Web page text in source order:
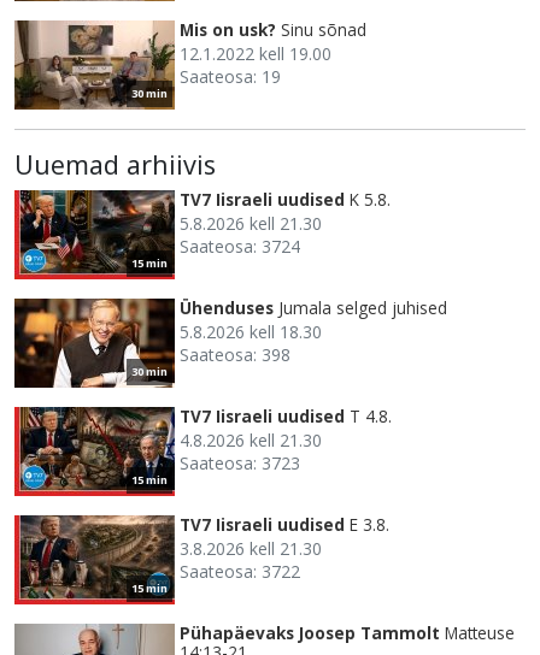
30 min
Mis on usk? Sinu sõnad
12.1.2022 kell 19.00
Saateosa: 19
Uuemad arhiivis
15 min
TV7 Iisraeli uudised K 5.8.
5.8.2026 kell 21.30
Saateosa: 3724
30 min
Ühenduses Jumala selged juhised
5.8.2026 kell 18.30
Saateosa: 398
15 min
TV7 Iisraeli uudised T 4.8.
4.8.2026 kell 21.30
Saateosa: 3723
15 min
TV7 Iisraeli uudised E 3.8.
3.8.2026 kell 21.30
Saateosa: 3722
Pühapäevaks Joosep Tammolt Matteuse